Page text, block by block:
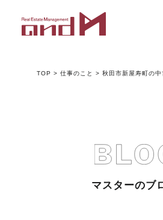
トップページ
アンドエムが選ばれる理由
TOP >仕事のこと >秋田市新屋寿町の
マスターのブ